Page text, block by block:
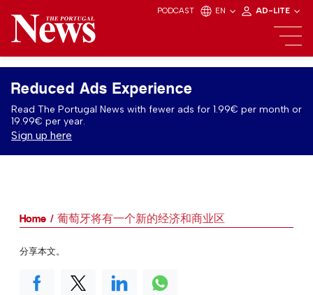
PODCAST EN AD-LITE
Reduced Ads Experience
Read The Portugal News with fewer ads for 1.99€ per month or
19.99€ per year.
Sign up here
Home 葡萄牙将有一个新的经济和商业区
分享本文。